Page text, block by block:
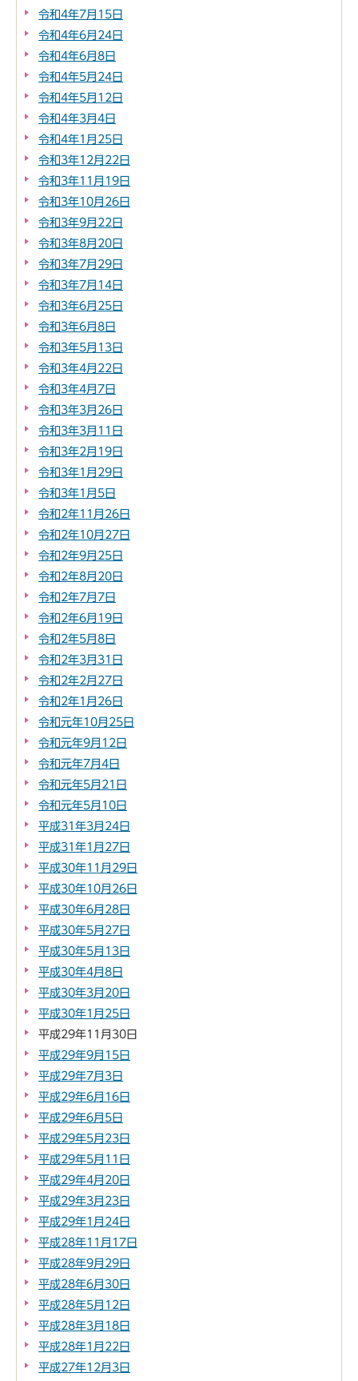
令和4年7月15日
令和4年6月24日
令和4年6月8日
令和4年5月24日
令和4年5月12日
令和4年3月4日
令和4年1月25日
令和3年12月22日
令和3年11月19日
令和3年10月26日
令和3年9月22日
令和3年8月20日
令和3年7月29日
令和3年7月14日
令和3年6月25日
令和3年6月8日
令和3年5月13日
令和3年4月22日
令和3年4月7日
令和3年3月26日
令和3年3月11日
令和3年2月19日
令和3年1月29日
令和3年1月5日
令和2年11月26日
令和2年10月27日
令和2年9月25日
令和2年8月20日
令和2年7月7日
令和2年6月19日
令和2年5月8日
令和2年3月31日
令和2年2月27日
令和2年1月26日
令和元年10月25日
令和元年9月12日
令和元年7月4日
令和元年5月21日
令和元年5月10日
平成31年3月24日
平成31年1月27日
平成30年11月29日
平成30年10月26日
平成30年6月28日
平成30年5月27日
平成30年5月13日
平成30年4月8日
平成30年3月20日
平成30年1月25日
平成29年11月30日
平成29年9月15日
平成29年7月3日
平成29年6月16日
平成29年6月5日
平成29年5月23日
平成29年5月11日
平成29年4月20日
平成29年3月23日
平成29年1月24日
平成28年11月17日
平成28年9月29日
平成28年6月30日
平成28年5月12日
平成28年3月18日
平成28年1月22日
平成27年12月3日